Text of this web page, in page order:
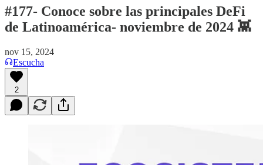
#177- Conoce sobre las principales DeFi
de Latinoamérica- noviembre de 2024 👾
nov 15, 2024
Escucha
2